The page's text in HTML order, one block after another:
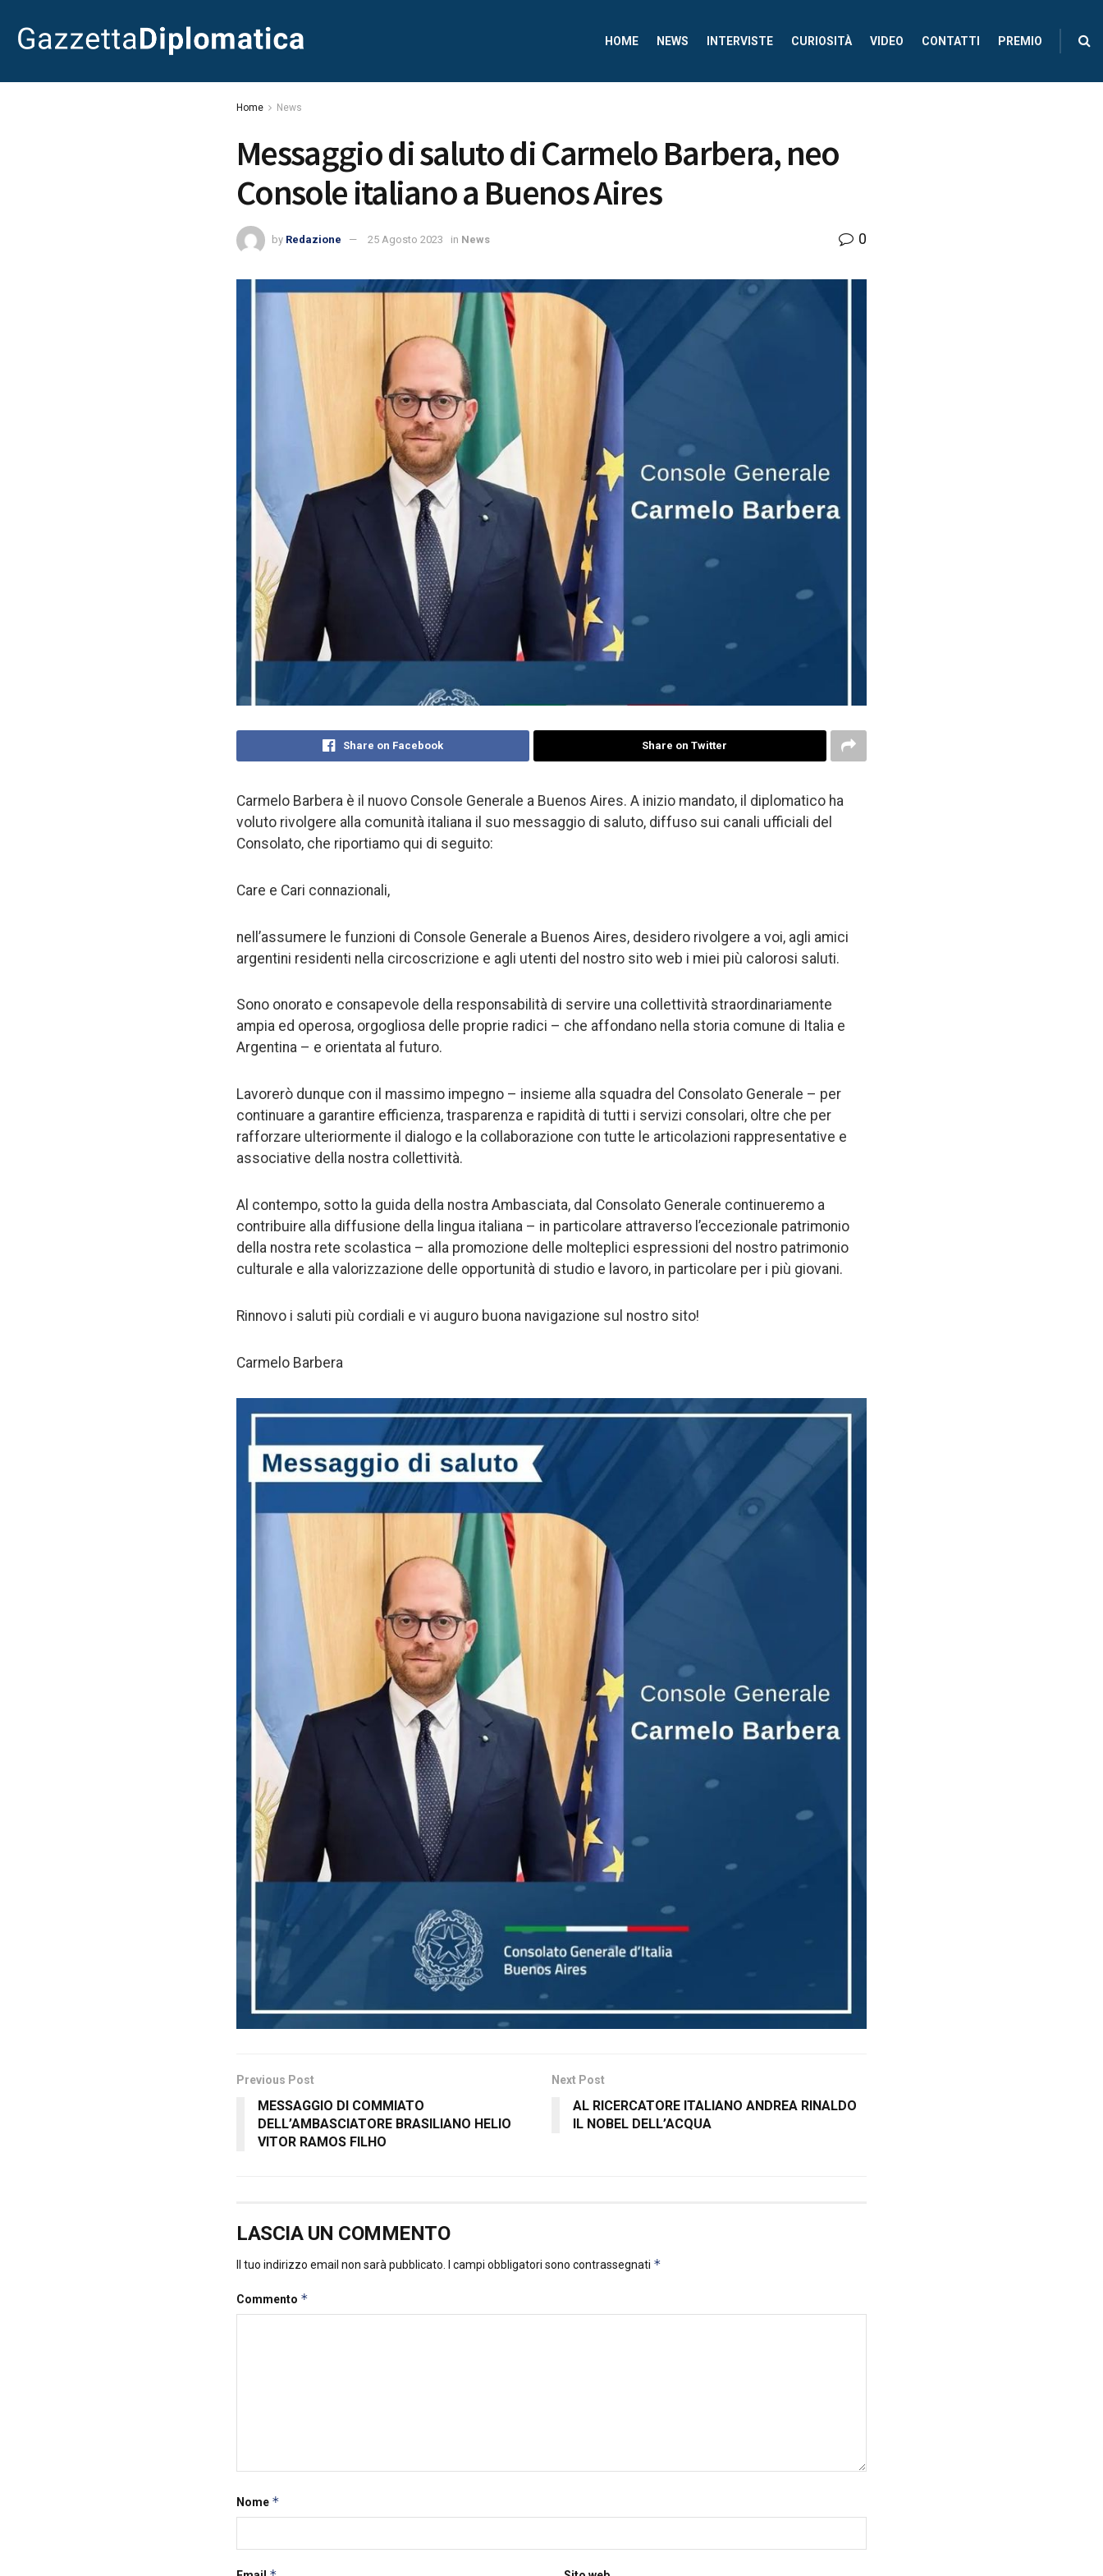
HOME NEWS INTERVISTE CURIOSITÀ VIDEO CONTATTI PREMIO
Home News
Messaggio di saluto di Carmelo Barbera, neo
Console italiano a Buenos Aires
by Redazione 25 Agosto 2023 in News 0
Share on Facebook Share on Twitter
Carmelo Barbera è il nuovo Console Generale a Buenos Aires. A inizio mandato, il diplomatico ha
voluto rivolgere alla comunità italiana il suo messaggio di saluto, diffuso sui canali ufficiali del
Consolato, che riportiamo qui di seguito:
Care e Cari connazionali,
nell’assumere le funzioni di Console Generale a Buenos Aires, desidero rivolgere a voi, agli amici
argentini residenti nella circoscrizione e agli utenti del nostro sito web i miei più calorosi saluti.
Sono onorato e consapevole della responsabilità di servire una collettività straordinariamente
ampia ed operosa, orgogliosa delle proprie radici – che affondano nella storia comune di Italia e
Argentina – e orientata al futuro.
Lavorerò dunque con il massimo impegno – insieme alla squadra del Consolato Generale – per
continuare a garantire efficienza, trasparenza e rapidità di tutti i servizi consolari, oltre che per
rafforzare ulteriormente il dialogo e la collaborazione con tutte le articolazioni rappresentative e
associative della nostra collettività.
Al contempo, sotto la guida della nostra Ambasciata, dal Consolato Generale continueremo a
contribuire alla diffusione della lingua italiana – in particolare attraverso l’eccezionale patrimonio
della nostra rete scolastica – alla promozione delle molteplici espressioni del nostro patrimonio
culturale e alla valorizzazione delle opportunità di studio e lavoro, in particolare per i più giovani.
Rinnovo i saluti più cordiali e vi auguro buona navigazione sul nostro sito!
Carmelo Barbera
Previous Post
MESSAGGIO DI COMMIATO
DELL’AMBASCIATORE BRASILIANO HELIO
VITOR RAMOS FILHO
Next Post
AL RICERCATORE ITALIANO ANDREA RINALDO
IL NOBEL DELL’ACQUA
LASCIA UN COMMENTO
Il tuo indirizzo email non sarà pubblicato. I campi obbligatori sono contrassegnati *
Commento *
Nome *